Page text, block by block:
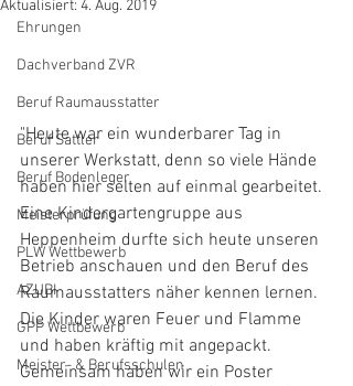
Ehrungen
Dachverband ZVR
Beruf Raumausstatter
Beruf Sattler
Beruf Bodenleger
Meisterprüfung
PLW Wettbewerb
AZUBI
GPP Wettbewerb
Meister- & Berufsschulen
Aktualisiert: 4. Aug. 2019
"Heute war ein wunderbarer Tag in
unserer Werkstatt, denn so viele Hände
haben hier selten auf einmal gearbeitet.
Eine Kindergartengruppe aus
Heppenheim durfte sich heute unseren
Betrieb anschauen und den Beruf des
Raumausstatters näher kennen lernen.
Die Kinder waren Feuer und Flamme
und haben kräftig mit angepackt.
Gemeinsam haben wir ein Poster